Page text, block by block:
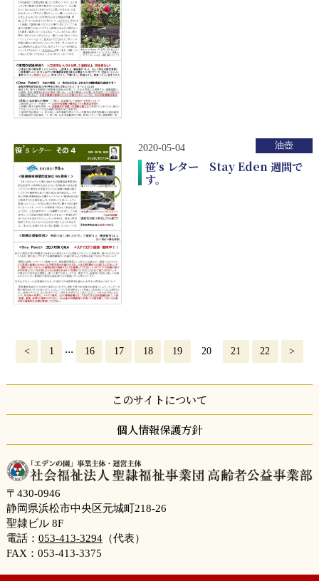
2020-05-04
笹’s レター Stay Eden 週間で
す。
油壺
< 1 ... 16 17 18 19 20 21 22 >
このサイトについて
個人情報保護方針
〒430-0946
静岡県浜松市中央区元城町218-26
聖隷ビル 8F
電話： 053-413-3294（代表）
FAX：053-413-3375